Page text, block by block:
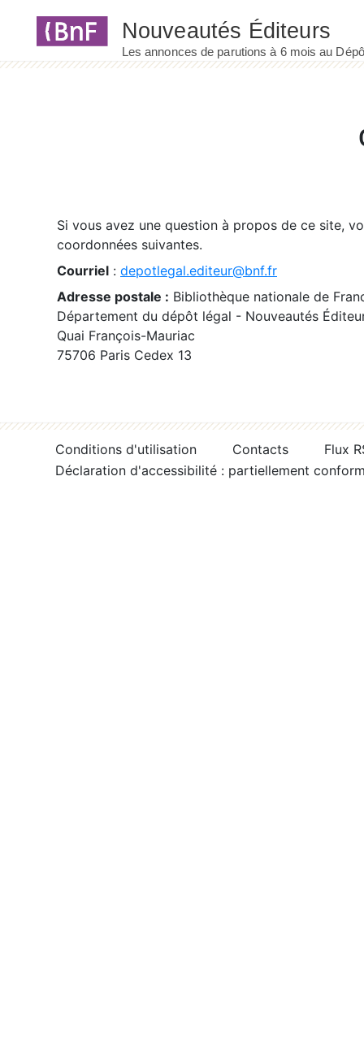
Si vous avez une question à propos de ce site,
coordonnées suivantes.
Courriel : depotlegal.editeur@bnf.fr
Adresse postale : Bibliothèque nationale de
Département du dépôt légal - Nouveautés
Quai François-Mauriac
75706 Paris Cedex 13
Conditions d'utilisation Contacts
Flux
Déclaration d'accessibilité : partiellement